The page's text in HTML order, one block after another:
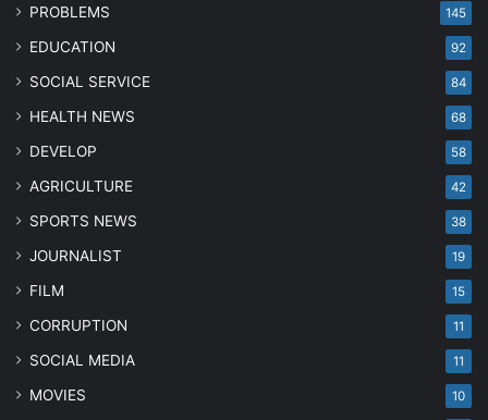
PROBLEMS 145
EDUCATION 92
SOCIAL SERVICE 84
HEALTH NEWS 68
DEVELOP 58
AGRICULTURE 42
SPORTS NEWS 38
JOURNALIST 19
FILM 15
CORRUPTION 11
SOCIAL MEDIA 11
MOVIES 10